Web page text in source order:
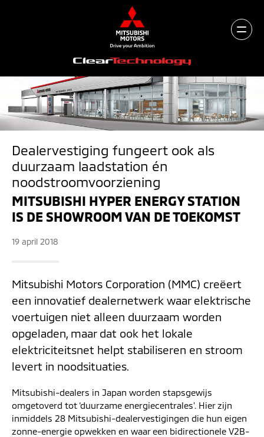
Dealervestiging fungeert ook als
duurzaam laadstation én
noodstroomvoorziening
MITSUBISHI HYPER ENERGY STATION
IS DE SHOWROOM VAN DE TOEKOMST
19 april 2018
Mitsubishi Motors Corporation (MMC) creëert
een innovatief dealernetwerk waar elektrische
voertuigen niet alleen duurzaam worden
opgeladen, maar dat ook het lokale
elektriciteitsnet helpt stabiliseren en stroom
levert in noodsituaties.
Mitsubishi-dealers in Japan worden stapsgewijs
omgetoverd tot ‘duurzame energiecentrales’. Hier zijn
inmiddels 28 Mitsubishi-dealervestigingen die hun eigen
zonne-energie opwekken en waar een bidirectionele V2B-